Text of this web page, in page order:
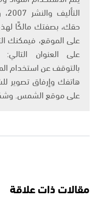
حقك، بصفتك مالكًا
على الموقع، فيمكنك
بالتوقف عن استخدام
هاتفك وإرفاق تصوير
على موقع الشمس.
مقالات ذات علاقة